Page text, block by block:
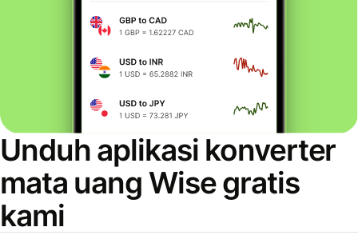
Unduh aplikasi konverter
mata uang Wise gratis
kami